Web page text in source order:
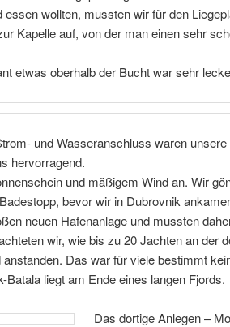
wollten, mussten wir für den
Kapelle auf, von der man einen sehr
etwas oberhalb der Bucht war sehr
und Wasseranschluss waren
hervorragend.
und mäßigem Wind an. Wir
bevor wir in Dubrovnik
neuen Hafenanlage und mussten
wir, wie bis zu 20 Jachten an der
Das war für viele bestimmt
liegt am Ende eines langen Fjords.
Das dortige Anlegen –